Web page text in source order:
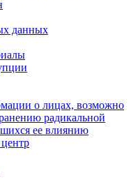
данных
о лицах, возможно
радикальной
ее влиянию